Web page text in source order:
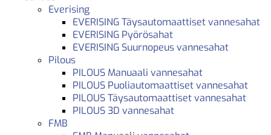
Everising
EVERISING Täysautomaattiset vannesahat
EVERISING Pyörösahat
EVERISING Suurnopeus vannesahat
Pilous
PILOUS Manuaali vannesahat
PILOUS Puoliautomaattiset vannesahat
PILOUS Täysautomaattiset vannesahat
PILOUS 3D vannesahat
FMB